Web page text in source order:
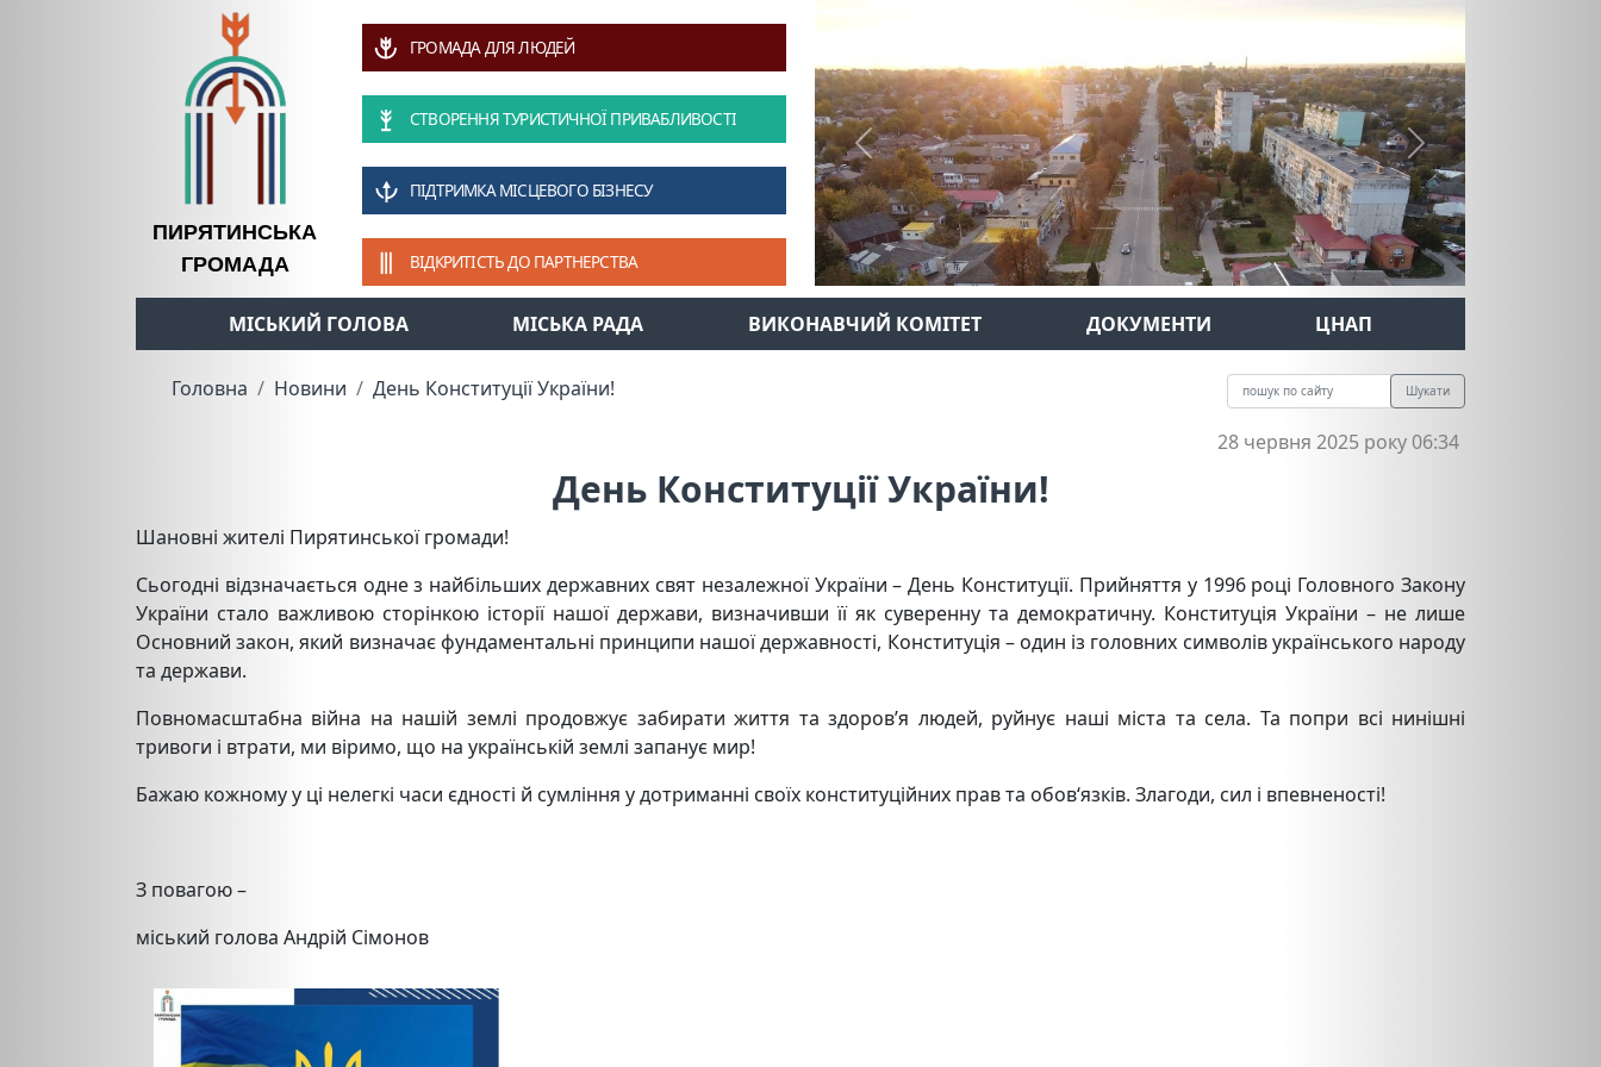
ПИРЯТИНСЬКА
ГРОМАДА
ГРОМАДА ДЛЯ ЛЮДЕЙ
СТВОРЕННЯ ТУРИСТИЧНОЇ ПРИВАБЛИВОСТІ
ПІДТРИМКА МІСЦЕВОГО БІЗНЕСУ
ВІДКРИТІСТЬ ДО ПАРТНЕРСТВА
Previous Next
МІСЬКИЙ ГОЛОВА МІСЬКА РАДА ВИКОНАВЧИЙ КОМІТЕТ ДОКУМЕНТИ ЦНАП
Головна Новини День Конституції України! Шукати
28 червня 2025 року 06:34
День Конституції України!
Шановні жителі Пирятинської громади!
Сьогодні відзначається одне з найбільших державних свят незалежної України– День Конституції. Прийняття у 1996 році Головного Закону
України стало важливою сторінкою історії нашої держави, визначивши її як суверенну та демократичну. Конституція України – не лише
Основний закон, який визначає фундаментальні принципи нашоїдержавності, Конституція – один із головних символів українського народу
та держави.
Повномасштабна війна на нашій землі продовжує забирати життя та здоров’я людей, руйнує наші міста та села. Та попри всі нинішні
тривоги і втрати, ми віримо, що на українській землі запанує мир!
Бажаю кожному у ці нелегкі часи єдності й сумління у дотриманні своїх конституційних прав та обов‘язків. Злагоди, сил і впевненості!
З повагою –
міський голова Андрій Сімонов